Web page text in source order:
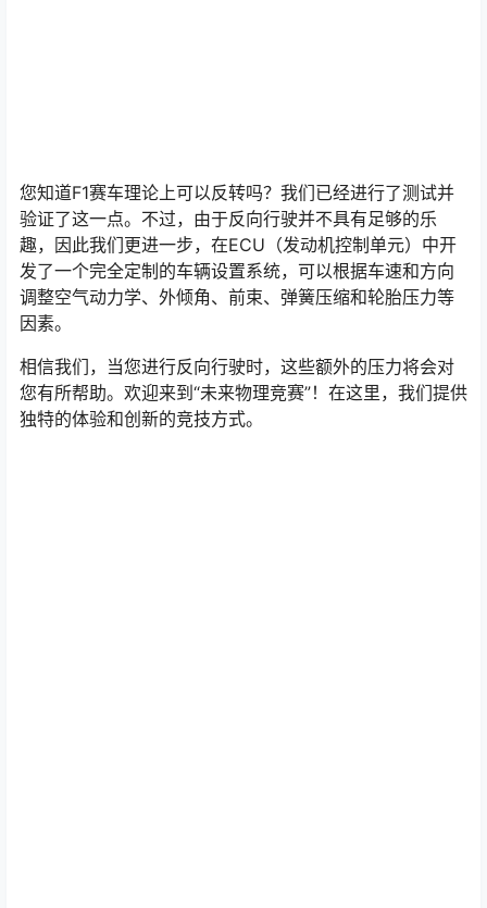
您知道F1赛车理论上可以反转吗？我们已经进行了测试并
验证了这一点。不过，由于反向行驶并不具有足够的乐
趣，因此我们更进一步，在ECU（发动机控制单元）中开
发了一个完全定制的车辆设置系统，可以根据车速和方向
调整空气动力学、外倾角、前束、弹簧压缩和轮胎压力等
因素。
相信我们，当您进行反向行驶时，这些额外的压力将会对
您有所帮助。欢迎来到“未来物理竞赛”！在这里，我们提供
独特的体验和创新的竞技方式。